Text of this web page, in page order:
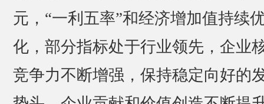
元，“一利五率”和经济增加值持续
化，部分指标处于行业领先，企业
竞争力不断增强，保持稳定向好的